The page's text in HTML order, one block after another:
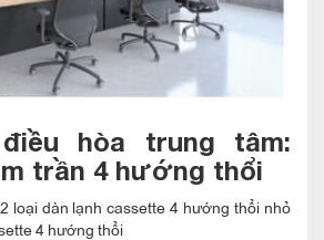
hòa trung tâm:
trần 4 hướng thổi
loại dàn lạnh cassette 4 hướng thổi nhỏ
4 hướng thổi